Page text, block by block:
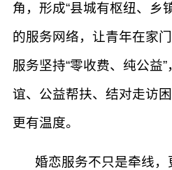
角，形成“县城有枢纽、乡
的服务网络，让青年在家
服务坚持“零收费、纯公益
谊、公益帮扶、结对走访
更有温度。
婚恋服务不只是牵线，